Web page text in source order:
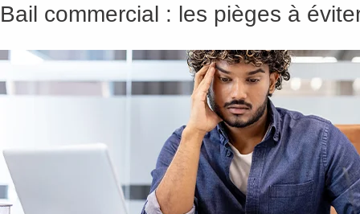
Bail commercial : les pièges à